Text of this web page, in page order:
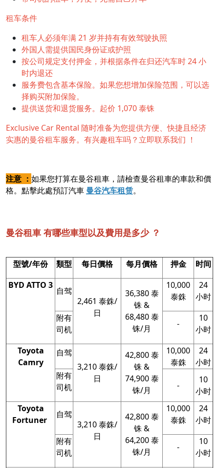
租车条件
租车人必须年满 21 岁并持有有效驾驶执照
外国人需提供国​​民身份证或护照
按公司规定支付押金，并根据条件在归还汽车时 24 小
时内退还
服务费包含基本保险。如果您想增加保险范围，可以选
择购买附加保险。
提供送货和退货服务。起价 1,070 泰铢
Exclusive Car Rental 随时准备为您提供方便、快捷且经济
实惠的曼谷租车服务。有兴趣租车吗？立即联系我们 ！
注意 ： 如果您打算在曼谷租車，請檢查曼谷租車的車款和價
格。點擊此處預訂汽車曼谷汽车租赁。
曼谷租車 有哪些車型以及費用是多少 ？
型號/年份 類型 每日價格 每月價格 押金
时间
BYD ATTO 3
自驾
2,461 泰銖/
日
36,380 泰
铢 &
68,480 泰
铢/月
10,000
泰銖
24
小时
附有
司机
-
10
小时
Toyota
Camry
自驾
3,210 泰銖/
日
42,800 泰
铢 &
74,900 泰
铢/月
10,000
泰銖
24
小时
附有
司机
-
10
小时
Toyota
Fortuner
自驾
3,210 泰銖/
日
42,800 泰
铢 &
64,200 泰
铢/月
10,000
泰銖
24
小时
附有
司机
-
10
小时